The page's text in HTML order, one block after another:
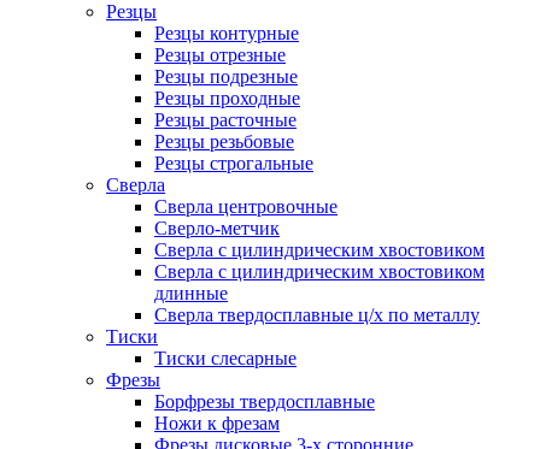
Резцы
Резцы контурные
Резцы отрезные
Резцы подрезные
Резцы проходные
Резцы расточные
Резцы резьбовые
Резцы строгальные
Сверла
Сверла центровочные
Сверло-метчик
Сверла с цилиндрическим хвостовиком
Сверла с цилиндрическим хвостовиком
длинные
Сверла твердосплавные ц/х по металлу
Тиски
Тиски слесарные
Фрезы
Борфрезы твердосплавные
Ножи к фрезам
Фрезы дисковые 3-х сторонние